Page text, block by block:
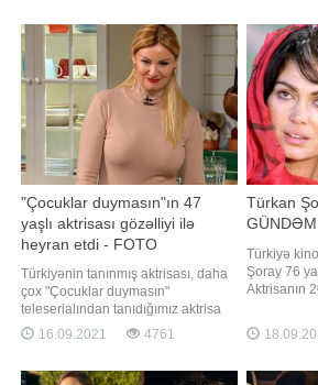
ata tərəfinin Azərbaycan köklü
olduğunu deyib. Acun bildirib ki,
gənc qalmasını
edirik:
"Çocuklar duymasın"ın 47
yaşlı aktrisası gözəlliyi ilə
heyran etdi - FOTO
Türkiyənin tanınmış aktrisası, daha
çox "Çocuklar duymasın"
teleserialından tanıdığımız aktrisa
Pınar Altuğ jurnalın
mükafatlandırma mərasimində
istinadən xəbər verir ki, tədbirdən
16.09.2021 4761
Türkan
Türkiyə
Şoray 76
Aktrisanın
diqqətdən
üsulu ilə
məclisdə